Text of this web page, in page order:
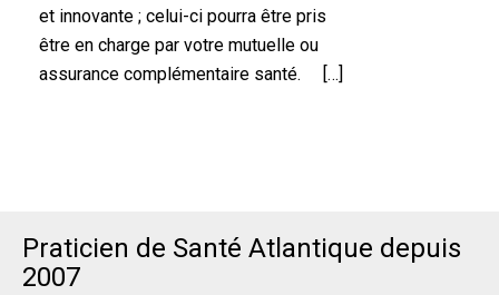
et innovante ; celui-ci pourra être pris
être en charge par votre mutuelle ou
assurance complémentaire santé. […]
Praticien de Santé Atlantique depuis
2007